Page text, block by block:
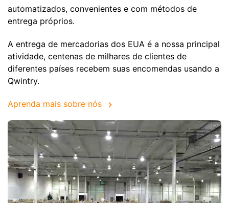
automatizados, convenientes e com métodos de
entrega próprios.
A entrega de mercadorias dos EUA é a nossa principal
atividade, centenas de milhares de clientes de
diferentes países recebem suas encomendas usando a
Qwintry.
Aprenda mais sobre nós